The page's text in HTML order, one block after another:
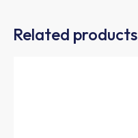
Related products